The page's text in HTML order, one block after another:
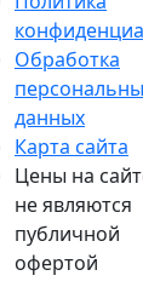
Обработка
данных
Карта сайта
Цены на
не являются
публичной
офертой